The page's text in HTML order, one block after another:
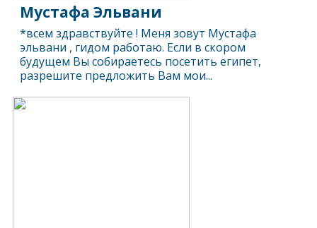
Мустафа Эльвани
*всем здравствуйте ! Меня зовут Мустафа
эльвани , гидом работаю. Если в скором
будущем Вы собираетесь посетить египет,
разрешите предложить Вам мои...